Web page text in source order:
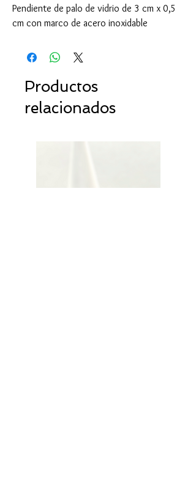
Pendiente de palo de vidrio de 3 cm x 0,5
cm con marco de acero inoxidable
Productos
relacionados